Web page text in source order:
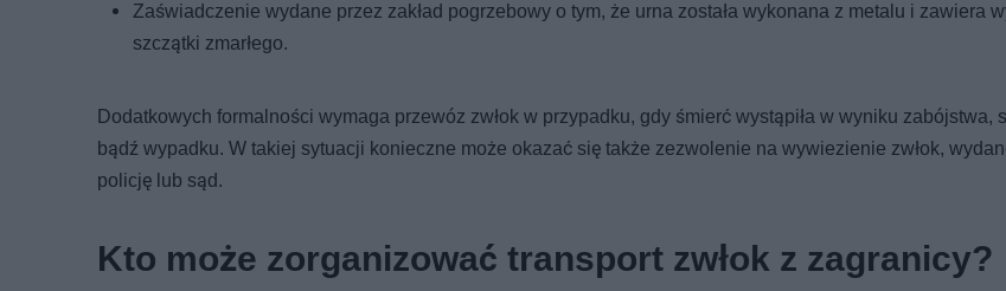
Zaświadczenie wydane przez zakład pogrzebowy o tym, że urna została wykonana z metalu i zawiera
szczątki zmarłego.
Dodatkowych formalności wymaga przewóz zwłok w przypadku, gdy śmierć wystąpiła w wyniku zabójstwa,
bądź wypadku. W takiej sytuacji konieczne może okazać się także zezwolenie na wywiezienie zwłok,
policję lub sąd.
Kto może zorganizować transport zwłok z zagranicy?